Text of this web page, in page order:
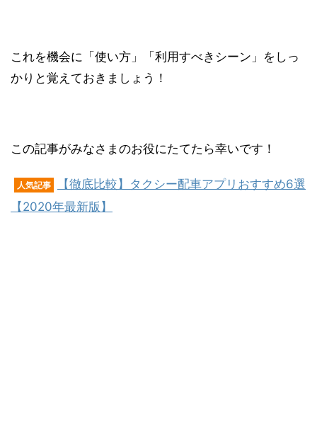
これを機会に「使い方」「利用すべきシーン」をしっ
かりと覚えておきましょう！
この記事がみなさまのお役にたてたら幸いです！
人気記事
【徹底比較】タクシー配車アプリおすすめ6選
【2020年最新版】